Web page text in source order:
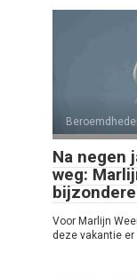
Na negen
weg:
Voor Marlijn
deze vakantie er